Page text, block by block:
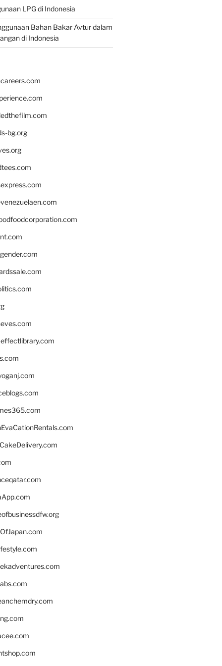
LPG di Indonesia
Bahan Bakar Avtur dalam
di Indonesia
bg.org